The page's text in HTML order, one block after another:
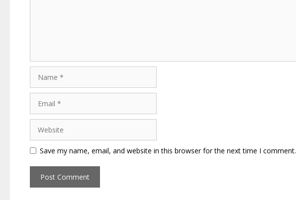
Save my name, email, and website in this browser for the next time I comment.